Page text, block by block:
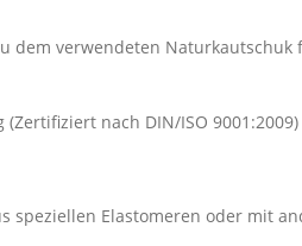
dem verwendeten Naturkautschuk
nach DIN/ISO
speziellen Elastomeren oder mit